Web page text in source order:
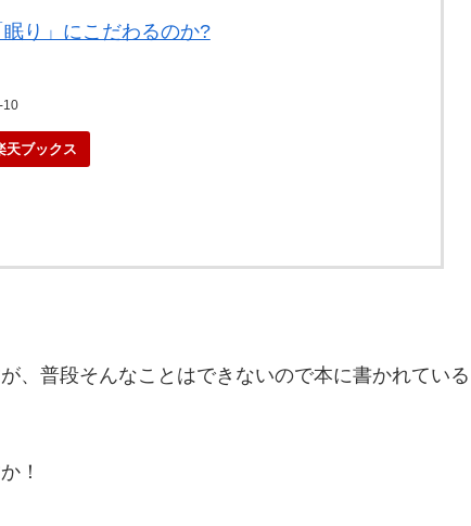
り」にこだわるのか?
10
天ブックス
、普段そんなことはできないので本に書かれている
！